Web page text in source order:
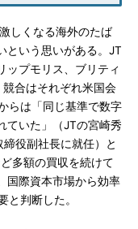
しくなる海外のたば
という思いがある。JT
ップモリス、ブリティ
合はそれぞれ米国会
らは「同じ基準で数字
ていた」（JTの宮崎秀
役副社長に就任）と
多額の買収を続けて
国際資本市場から効率
と判断した。